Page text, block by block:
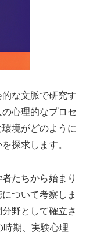
な文脈で研究す
心理的なプロセ
境がどのように
探求します。
たちから始まり
ついて考察しま
野として確立さ
時期、実験心理